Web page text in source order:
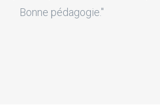
Bonne pédagogie."